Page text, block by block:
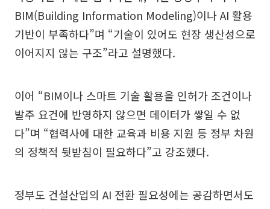
BIM(Building Information Modeling)이나 AI 활용
기반이 부족하다”며 “기술이 있어도 현장 생산성으로
이어지지 않는 구조”라고 설명했다.
이어 “BIM이나 스마트 기술 활용을 인허가 조건이나
발주 요건에 반영하지 않으면 데이터가 쌓일 수 없
다”며 “협력사에 대한 교육과 비용 지원 등 정부 차원
의 정책적 뒷받침이 필요하다”고 강조했다.
정부도 건설산업의 AI 전환 필요성에는 공감하면서도